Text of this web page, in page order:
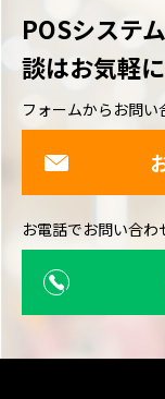
POSシステ
談はお気軽
フォームからお問い
お電話でお問い合わ